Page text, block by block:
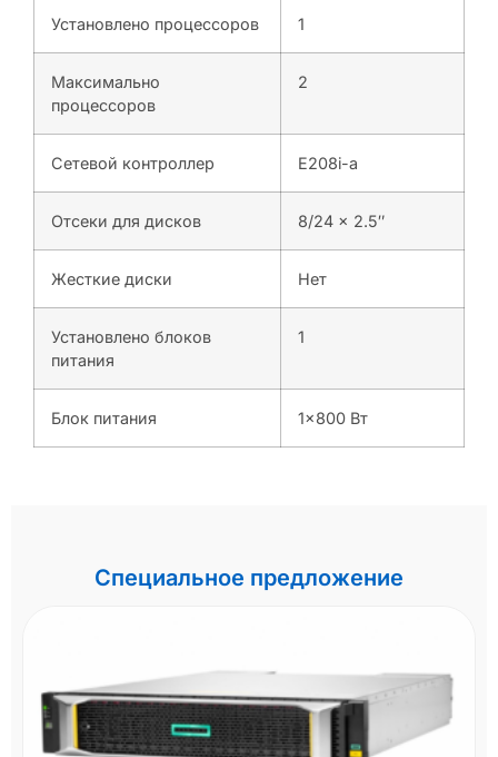
Установлено процессоров 1
Максимально
процессоров
2
Сетевой контроллер E208i-a
Отсеки для дисков 8/24 x 2.5″
Жесткие диски Нет
Установлено блоков
питания
1
Блок питания 1×800 Вт
Специальное предложение